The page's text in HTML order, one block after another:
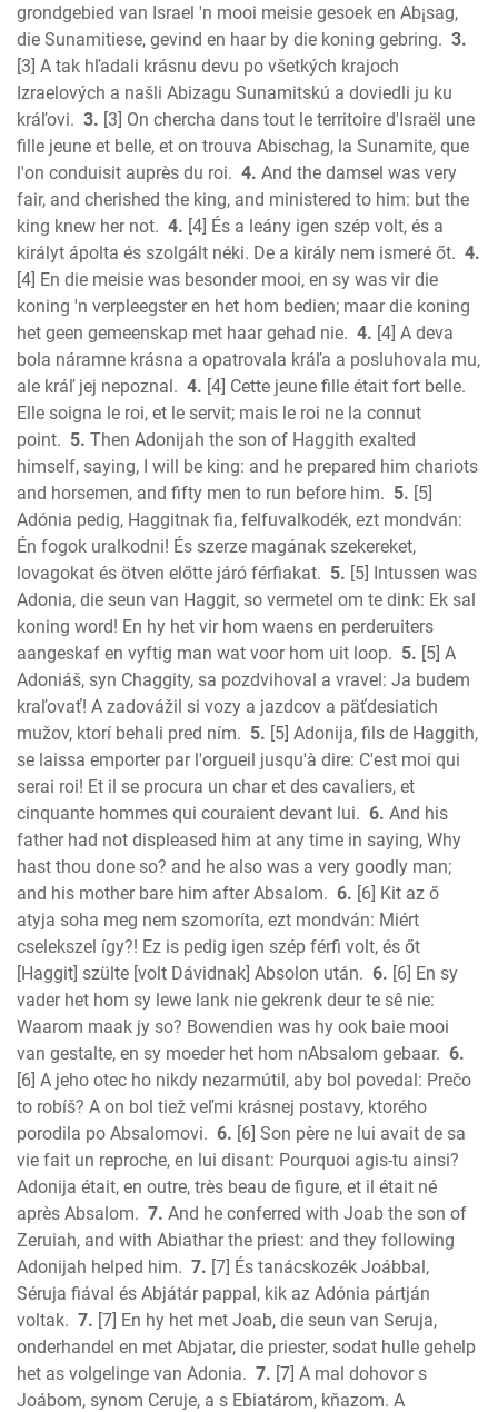
Matthew
Mark
Luke
John
Acts
Romans
1 Corinthians
2 Corinthians
Galatians
Ephesians
Phillipians
Colossians
1 Thess.
2 Thess.
1 Timothy
2 Timothy
Titus
Philemon
Hebrews
James
1 Peter
2 Peter
1 John
2 John
3 John
Jude
Revelation
grondgebied van Israel 'n mooi meisie gesoek en Ab¡sag,
die Sunamitiese, gevind en haar by die koning gebring. 3.
[3] A tak hľadali krásnu devu po všetkých krajoch
Izraelových a našli Abizagu Sunamitskú a doviedli ju ku
kráľovi. 3. [3] On chercha dans tout le territoire d'Israël une
fille jeune et belle, et on trouva Abischag, la Sunamite, que
l'on conduisit auprès du roi. 4. And the damsel was very
fair, and cherished the king, and ministered to him: but the
king knew her not. 4. [4] És a leány igen szép volt, és a
királyt ápolta és szolgált néki. De a király nem ismeré őt. 4.
[4] En die meisie was besonder mooi, en sy was vir die
koning 'n verpleegster en het hom bedien; maar die koning
het geen gemeenskap met haar gehad nie. 4. [4] A deva
bola náramne krásna a opatrovala kráľa a posluhovala mu,
ale kráľ jej nepoznal. 4. [4] Cette jeune fille était fort belle.
Elle soigna le roi, et le servit; mais le roi ne la connut
point. 5. Then Adonijah the son of Haggith exalted
himself, saying, I will be king: and he prepared him chariots
and horsemen, and fifty men to run before him. 5. [5]
Adónia pedig, Haggitnak fia, felfuvalkodék, ezt mondván:
Én fogok uralkodni! És szerze magának szekereket,
lovagokat és ötven előtte járó férfiakat. 5. [5] Intussen was
Adonia, die seun van Haggit, so vermetel om te dink: Ek sal
koning word! En hy het vir hom waens en perderuiters
aangeskaf en vyftig man wat voor hom uit loop. 5. [5] A
Adoniáš, syn Chaggity, sa pozdvihoval a vravel: Ja budem
kraľovať! A zadovážil si vozy a jazdcov a päťdesiatich
mužov, ktorí behali pred ním. 5. [5] Adonija, fils de Haggith,
se laissa emporter par l'orgueil jusqu'à dire: C'est moi qui
serai roi! Et il se procura un char et des cavaliers, et
cinquante hommes qui couraient devant lui. 6. And his
father had not displeased him at any time in saying, Why
hast thou done so? and he also was a very goodly man;
and his mother bare him after Absalom. 6. [6] Kit az ő
atyja soha meg nem szomoríta, ezt mondván: Miért
cselekszel így?! Ez is pedig igen szép férfi volt, és őt
[Haggit] szülte [volt Dávidnak] Absolon után. 6. [6] En sy
vader het hom sy lewe lank nie gekrenk deur te sê nie:
Waarom maak jy so? Bowendien was hy ook baie mooi
van gestalte, en sy moeder het hom nAbsalom gebaar. 6.
[6] A jeho otec ho nikdy nezarmútil, aby bol povedal: Prečo
to robíš? A on bol tiež veľmi krásnej postavy, ktorého
porodila po Absalomovi. 6. [6] Son père ne lui avait de sa
vie fait un reproche, en lui disant: Pourquoi agis-tu ainsi?
Adonija était, en outre, très beau de figure, et il était né
après Absalom. 7. And he conferred with Joab the son of
Zeruiah, and with Abiathar the priest: and they following
Adonijah helped him. 7. [7] És tanácskozék Joábbal,
Séruja fiával és Abjátár pappal, kik az Adónia pártján
voltak. 7. [7] En hy het met Joab, die seun van Seruja,
onderhandel en met Abjatar, die priester, sodat hulle gehelp
het as volgelinge van Adonia. 7. [7] A mal dohovor s
Joábom, synom Ceruje, a s Ebiatárom, kňazom. A